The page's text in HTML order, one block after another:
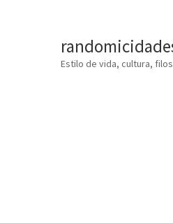
Estilo de vida, cultura,